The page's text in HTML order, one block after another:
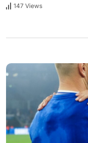
147 Views